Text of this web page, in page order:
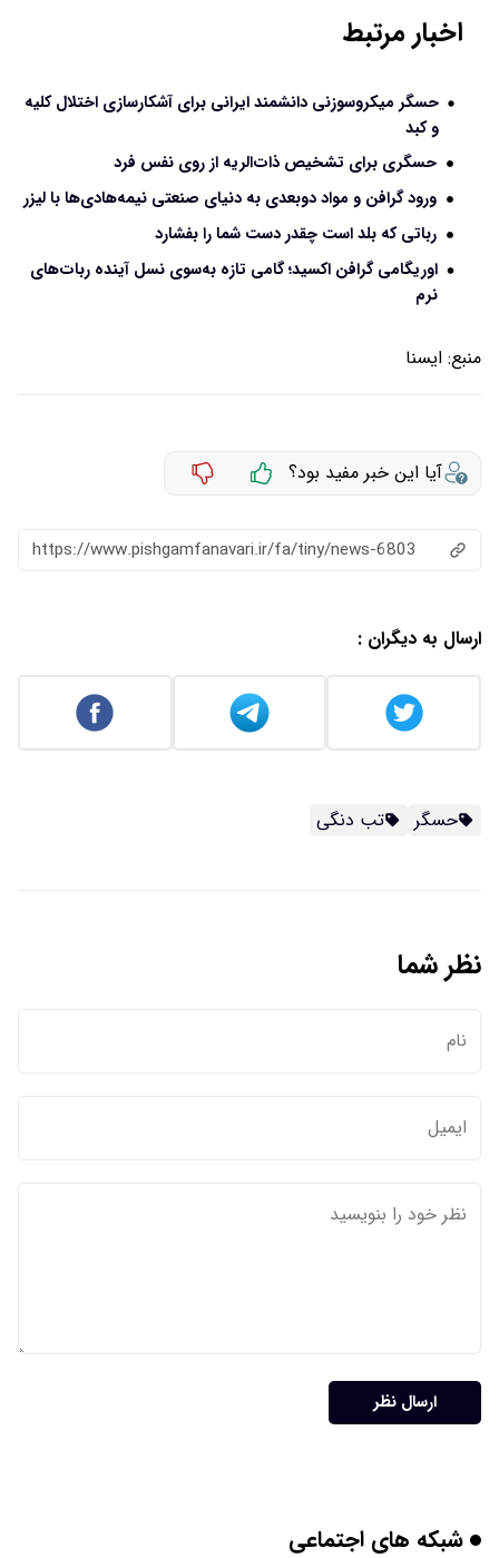
اخبار مرتبط
حسگر میکروسوزنی دانشمند ایرانی برای آشکارسازی اختلال کلیه
و کبد
حسگری برای تشخیص ذات‌الریه از روی نفس فرد
ورود گرافن و مواد دوبعدی به دنیای صنعتی نیمه‌هادی‌ها با لیزر
رباتی که بلد است چقدر دست شما را بفشارد
اوریگامی گرافن اکسید؛ گامی تازه به‌سوی نسل آینده ربات‌های
نرم
منبع: ايسنا
آیا این خبر مفید بود؟
https://www.pishgamfanavari.ir/fa/tiny/news-6803
ارسال به دیگران :
حسگر تب دنگی
نظر شما
ارسال نظر
شبکه های اجتماعی